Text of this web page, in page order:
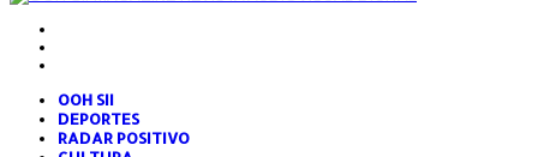
OOH SII
DEPORTES
RADAR POSITIVO